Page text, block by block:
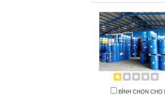
BÌNH CHỌN CHO